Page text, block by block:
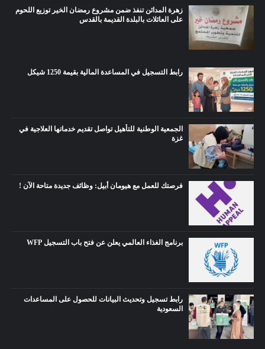
زهرة المدائن تنفذ ضمن مشروع رمضان الخير توزيع اللحوم
على العائلات بالبلدة القديمة بالقدس
رابط التسجيل في المساعدة المالية بقيمة 1250 شيكل
الجمعية الوطنية للتأهيل تواصل تقديم خدماتها العلاجية في
غزة
فرصتك للعمل مع هيومان أبيل: وظائف جديدة متاحة الآن !
برنامج الغذاء العالمي يعلن عن فتح باب التسجيل WFP
رابط تسجيل وتحديث البيانات للحصول على المساعدات
السعودية